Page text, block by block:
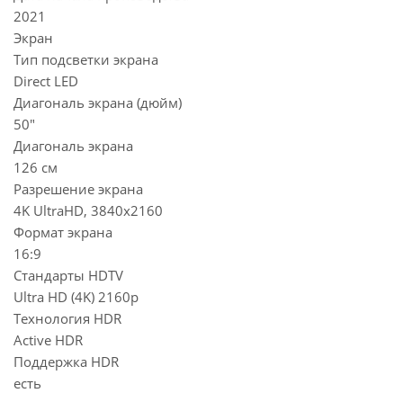
2021
Экран
Тип подсветки экрана
Direct LED
Диагональ экрана (дюйм)
50"
Диагональ экрана
126 см
Разрешение экрана
4K UltraHD, 3840x2160
Формат экрана
16:9
Стандарты HDTV
Ultra HD (4K) 2160p
Технология HDR
Active HDR
Поддержка HDR
есть